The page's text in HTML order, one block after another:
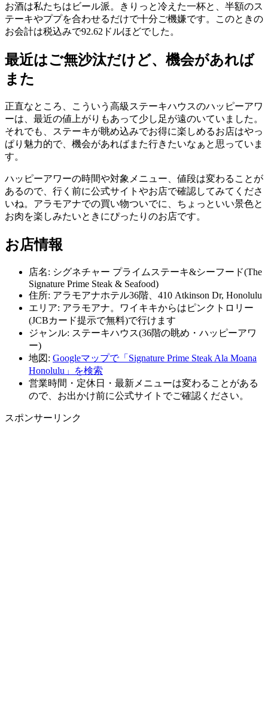
お酒は私たちはビール派。きりっと冷えた一杯と、半額のス
テーキやププを合わせるだけで十分ご機嫌です。このときの
お会計は税込みで92.62ドルほどでした。
最近はご無沙汰だけど、機会があれば
また
正直なところ、こういう高級ステーキハウスのハッピーアワ
ーは、最近の値上がりもあって少し足が遠のいていました。
それでも、ステーキが眺め込みでお得に楽しめるお店はやっ
ぱり魅力的で、機会があればまた行きたいなぁと思っていま
す。
ハッピーアワーの時間や対象メニュー、値段は変わることが
あるので、行く前に公式サイトやお店で確認してみてくださ
いね。アラモアナでの買い物ついでに、ちょっといい景色と
お肉を楽しみたいときにぴったりのお店です。
お店情報
店名: シグネチャー プライムステーキ&シーフード(The
Signature Prime Steak & Seafood)
住所: アラモアナホテル36階、410 Atkinson Dr, Honolulu
エリア: アラモアナ。ワイキキからはピンクトロリー
(JCBカード提示で無料)で行けます
ジャンル: ステーキハウス(36階の眺め・ハッピーアワ
ー)
地図: Googleマップで「Signature Prime Steak Ala Moana
Honolulu」を検索
営業時間・定休日・最新メニューは変わることがある
ので、お出かけ前に公式サイトでご確認ください。
スポンサーリンク